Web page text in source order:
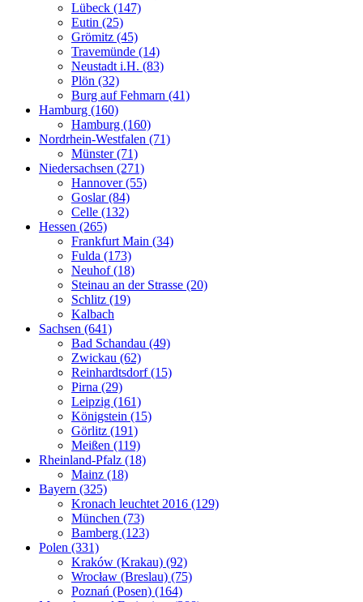
Lübeck (147)
Eutin (25)
Grömitz (45)
Travemünde (14)
Neustadt i.H. (83)
Plön (32)
Burg auf Fehmarn (41)
Hamburg (160)
Hamburg (160)
Nordrhein-Westfalen (71)
Münster (71)
Niedersachsen (271)
Hannover (55)
Goslar (84)
Celle (132)
Hessen (265)
Frankfurt Main (34)
Fulda (173)
Neuhof (18)
Steinau an der Strasse (20)
Schlitz (19)
Kalbach
Sachsen (641)
Bad Schandau (49)
Zwickau (62)
Reinhardtsdorf (15)
Pirna (29)
Leipzig (161)
Königstein (15)
Görlitz (191)
Meißen (119)
Rheinland-Pfalz (18)
Mainz (18)
Bayern (325)
Kronach leuchtet 2016 (129)
München (73)
Bamberg (123)
Polen (331)
Kraków (Krakau) (92)
Wrocław (Breslau) (75)
Poznań (Posen) (164)